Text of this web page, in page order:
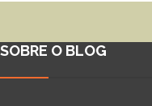
SOBRE O BLOG